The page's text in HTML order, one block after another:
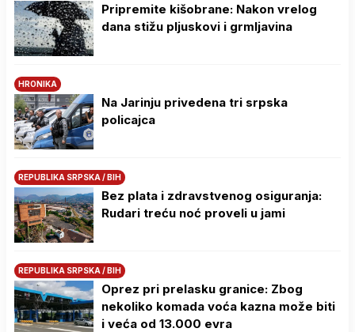
Pripremite kišobrane: Nakon vrelog
dana stižu pljuskovi i grmljavina
HRONIKA
Na Јarinju privedena tri srpska
policajca
REPUBLIKA SRPSKA / BIH
Bez plata i zdravstvenog osiguranja:
Rudari treću noć proveli u jami
REPUBLIKA SRPSKA / BIH
Oprez pri prelasku granice: Zbog
nekoliko komada voća kazna može biti
i veća od 13.000 evra